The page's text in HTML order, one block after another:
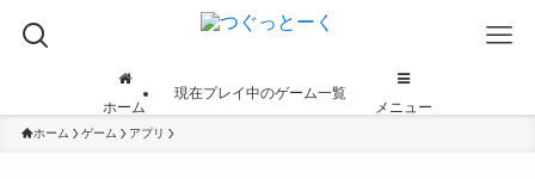
ホーム
現在プレイ中のゲーム一覧
メニュー
ホーム ゲーム アプリ